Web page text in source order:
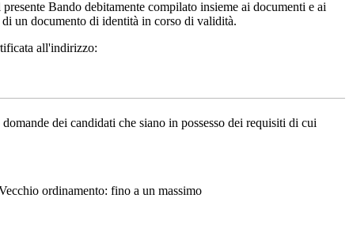
Bando debitamente compilato insieme ai documenti e ai
un documento di identità in corso di validità.
all'indirizzo:
dei candidati che siano in possesso dei requisiti di cui
ordinamento: fino a un massimo